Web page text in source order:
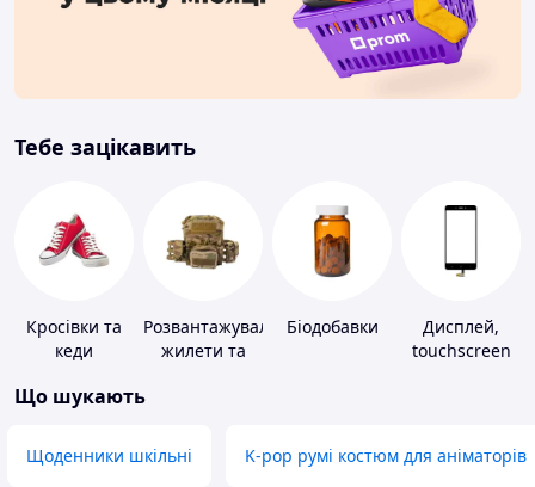
Тебе зацікавить
Кросівки та
кеди
Розвантажувальні
жилети та
Біодобавки
Дисплей,
touchscreen
Що шукають
Щоденники шкільні K-pop румі костюм для аніматорів